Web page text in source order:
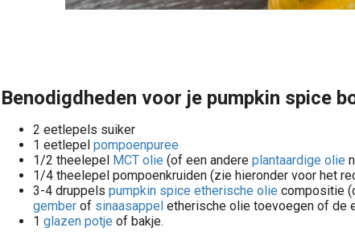
Benodigdheden voor je pumpkin spice
2 eetlepels suiker
1 eetlepel pompoenpuree
1/2 theelepel MCT olie (of een andere plantaardige olie
1/4 theelepel pompoenkruiden (zie hieronder voor het
3-4 druppels pumpkin spice etherische olie compositie
gember of sinaasappel etherische olie toevoegen of de
1 glazen potje of bakje.